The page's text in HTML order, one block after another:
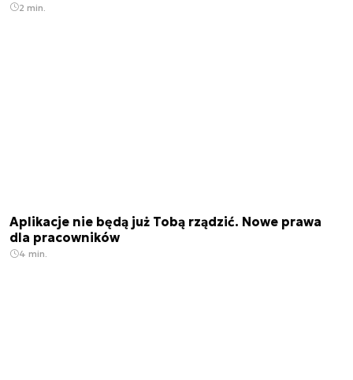
2 min.
Aplikacje nie będą już Tobą rządzić. Nowe prawa
dla pracowników
4 min.